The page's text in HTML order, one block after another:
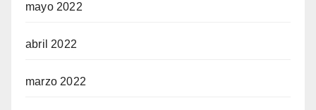
mayo 2022
abril 2022
marzo 2022